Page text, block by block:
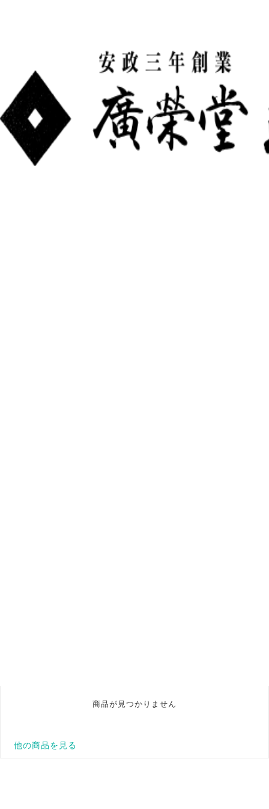
商品が見つかりません
他の商品を見る